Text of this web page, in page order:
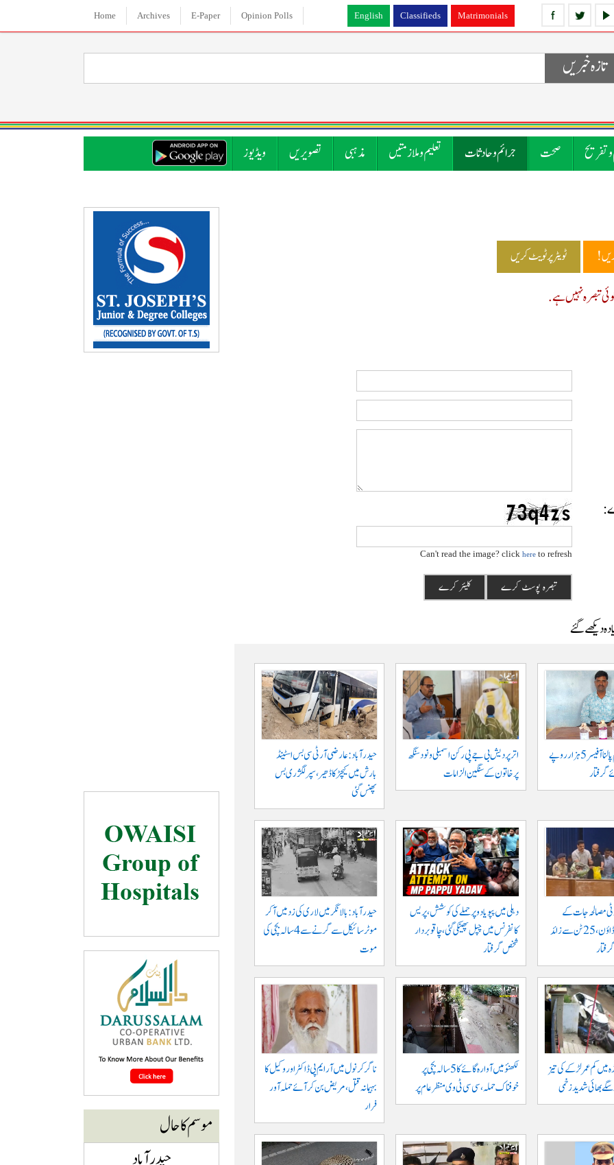
English Classifieds Matrimonials
Home Archives E-Paper Opinion Polls
تازہ خبریں
تفریح صحت جرائم و حادثات تعلیم و ملازمتیں مذہبی تصویریں ویڈیوز
ٹویٹر پر ٹویٹ کریں
تبصرہ نہیں ہے.
Can't read the image? click hereto refresh
دیکھے گئے
جگتیال میں گرام پالنا آفیسر 5 ہزار روپے
اتر پردیش بی جے پی رکن اسمبلی ونود سنگھ
پر خاتون کے سنگین الزامات
حیدرآباد: عارضی آر ٹی سی بس اسٹینڈ
بارش میں کیچڑ کا ڈھیر، سپر لگژری بس
پھنس گئی
مصالحہ جات کے
خلاف بڑا کریک ڈاؤن، 25 ٹن سے زائد
دہلی میں پپو یادو پر حملے کی کوشش، پریس
کانفرنس میں چپل پھینکی گئی، چاقو بردار
شخص گرفتار
حیدرآباد: بالا نگر میں لاری کی زد میں آکر
موٹرسائیکل سے گرنے سے 4 سالہ بچی کی
موت
میں کم عمر لڑکے کی تیز
سگے بھائی شدید زخمی
لکھنؤ میں آوارہ گائے کا 5 سالہ بچی پر
خوفناک حملہ، سی سی ٹی وی منظر عام پر
ناگرکرنول میں آر ایم پی ڈاکٹر اور وکیل کا
بہیمانہ قتل، مریض بن کر آئے حملہ آور
فرار
موسم کا حال
حیدرآباد